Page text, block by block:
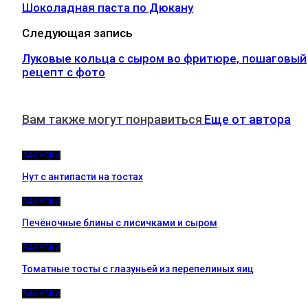
Шоколадная паста по Дюкану
Следующая запись
Луковые кольца с сыром во фритюре, пошаговый
рецепт с фото
Вам также могут понравиться Еще от автора
ЗАКУСКИ
Нут с антипасти на тостах
ЗАКУСКИ
Печёночные блины с лисичками и сыром
ЗАКУСКИ
Томатные тосты с глазуньей из перепелиных яиц
ЗАКУСКИ